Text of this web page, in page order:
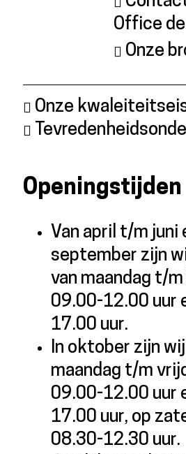
Office
Onze
Onze
Openingstijden
Van april t/m juni
september zijn
van maandag t/
09.00-12.00 uur
17.00 uur.
In oktober zijn
maandag t/m
09.00-12.00 uur
17.00 uur, op
08.30-12.30 uur.